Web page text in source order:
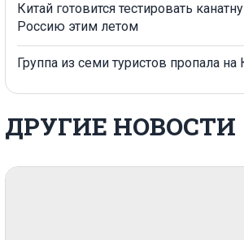
Китай готовится тестировать
Россию этим летом
Группа из семи туристов пропала на
ДРУГИЕ НОВОСТИ